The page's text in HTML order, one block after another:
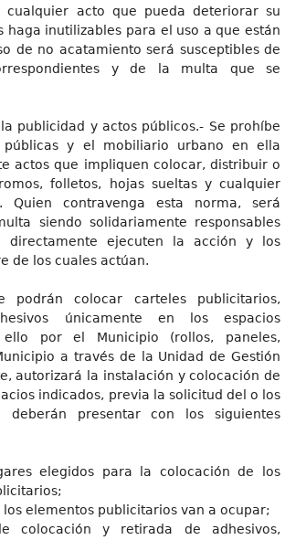
cualquier acto que pueda deteriorar su
haga inutilizables para el uso a que están
de no acatamiento será susceptibles de
y de la multa que se
publicidad y actos públicos.- Se prohíbe
públicas y el mobiliario urbano en ella
actos que impliquen colocar, distribuir o
folletos, hojas sueltas y cualquier
Quien contravenga esta norma, será
siendo solidariamente responsables
directamente ejecuten la acción y los
de los cuales actúan.
podrán colocar carteles publicitarios,
únicamente en los espacios
ello por el Municipio (rollos, paneles,
a través de la Unidad de Gestión
autorizará la instalación y colocación de
indicados, previa la solicitud del o los
deberán presentar con los siguientes
elegidos para la colocación de los
los elementos publicitarios van a ocupar;
colocación y retirada de adhesivos,